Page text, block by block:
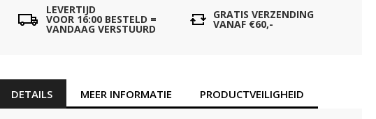
LEVERTIJD
VOOR 16:00 BESTELD =
VANDAAG VERSTUURD
GRATIS VERZENDING
VANAF €60,-
DETAILS MEER INFORMATIE PRODUCTVEILIGHEID